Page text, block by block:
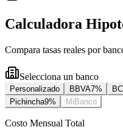
Calculadora
Compara tasas reales por
Selecciona un banco
Personalizado BBVA7%
Pichincha9% MiBanco
Costo Mensual Total